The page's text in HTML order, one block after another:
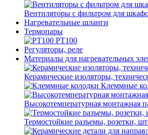
Вентиляторы с фильтром для
Нагревательные шланги
Термопары
PT100
Регуляторы, реле
Материалы для нагревательных
Керамические изоляторы,
Клеммные
Высокотемпературная монтажная
Термостойкие разъемы, розетки,